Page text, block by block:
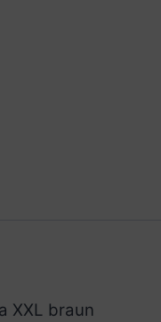
XXL braun